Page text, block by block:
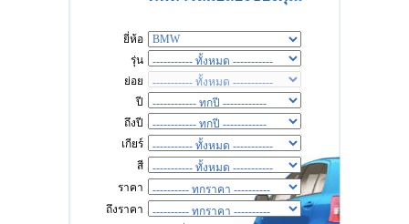
ยี่ห้อ
รุ่น
ย่อย
ปี
ถึงปี
เกียร์
สี
ราคา
ถึงราคา